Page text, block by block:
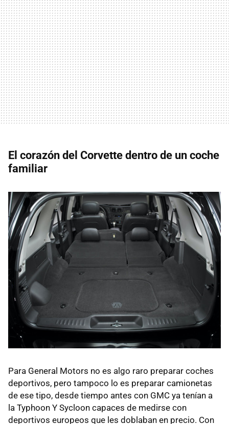
El corazón del Corvette dentro de un coche
familiar
Para General Motors no es algo raro preparar coches
deportivos, pero tampoco lo es preparar camionetas
de ese tipo, desde tiempo antes con GMC ya tenían a
la Typhoon Y Sycloon capaces de medirse con
deportivos europeos que les doblaban en precio. Con